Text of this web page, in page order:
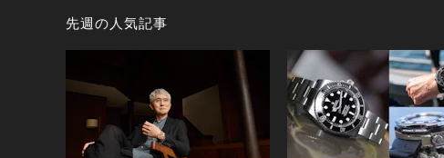
先週の人気記事